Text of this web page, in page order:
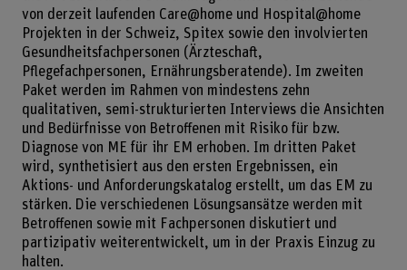
von derzeit laufenden Care@home und Hospital@home
Projekten in der Schweiz, Spitex sowie den involvierten
Gesundheitsfachpersonen (Ärzteschaft,
Pflegefachpersonen, Ernährungsberatende). Im zweiten
Paket werden im Rahmen von mindestens zehn
qualitativen, semi-strukturierten Interviews die Ansichten
und Bedürfnisse von Betroffenen mit Risiko für bzw.
Diagnose von ME für ihr EM erhoben. Im dritten Paket
wird, synthetisiert aus den ersten Ergebnissen, ein
Aktions- und Anforderungskatalog erstellt, um das EM zu
stärken. Die verschiedenen Lösungsansätze werden mit
Betroffenen sowie mit Fachpersonen diskutiert und
partizipativ weiterentwickelt, um in der Praxis Einzug zu
halten.